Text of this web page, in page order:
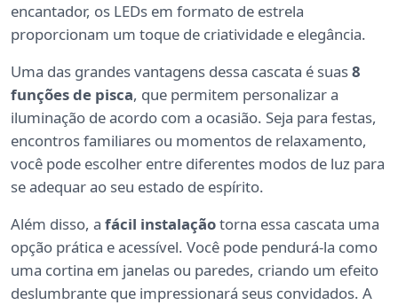
encantador, os LEDs em formato de estrela
proporcionam um toque de criatividade e elegância.
Uma das grandes vantagens dessa cascata é suas8
funções de pisca, que permitem personalizar a
iluminação de acordo com a ocasião. Seja para festas,
encontros familiares ou momentos de relaxamento,
você pode escolher entre diferentes modos de luz para
se adequar ao seu estado de espírito.
Além disso, a fácil instalaçãotorna essa cascata uma
opção prática e acessível. Você pode pendurá-la como
uma cortina em janelas ou paredes, criando um efeito
deslumbrante que impressionará seus convidados. A